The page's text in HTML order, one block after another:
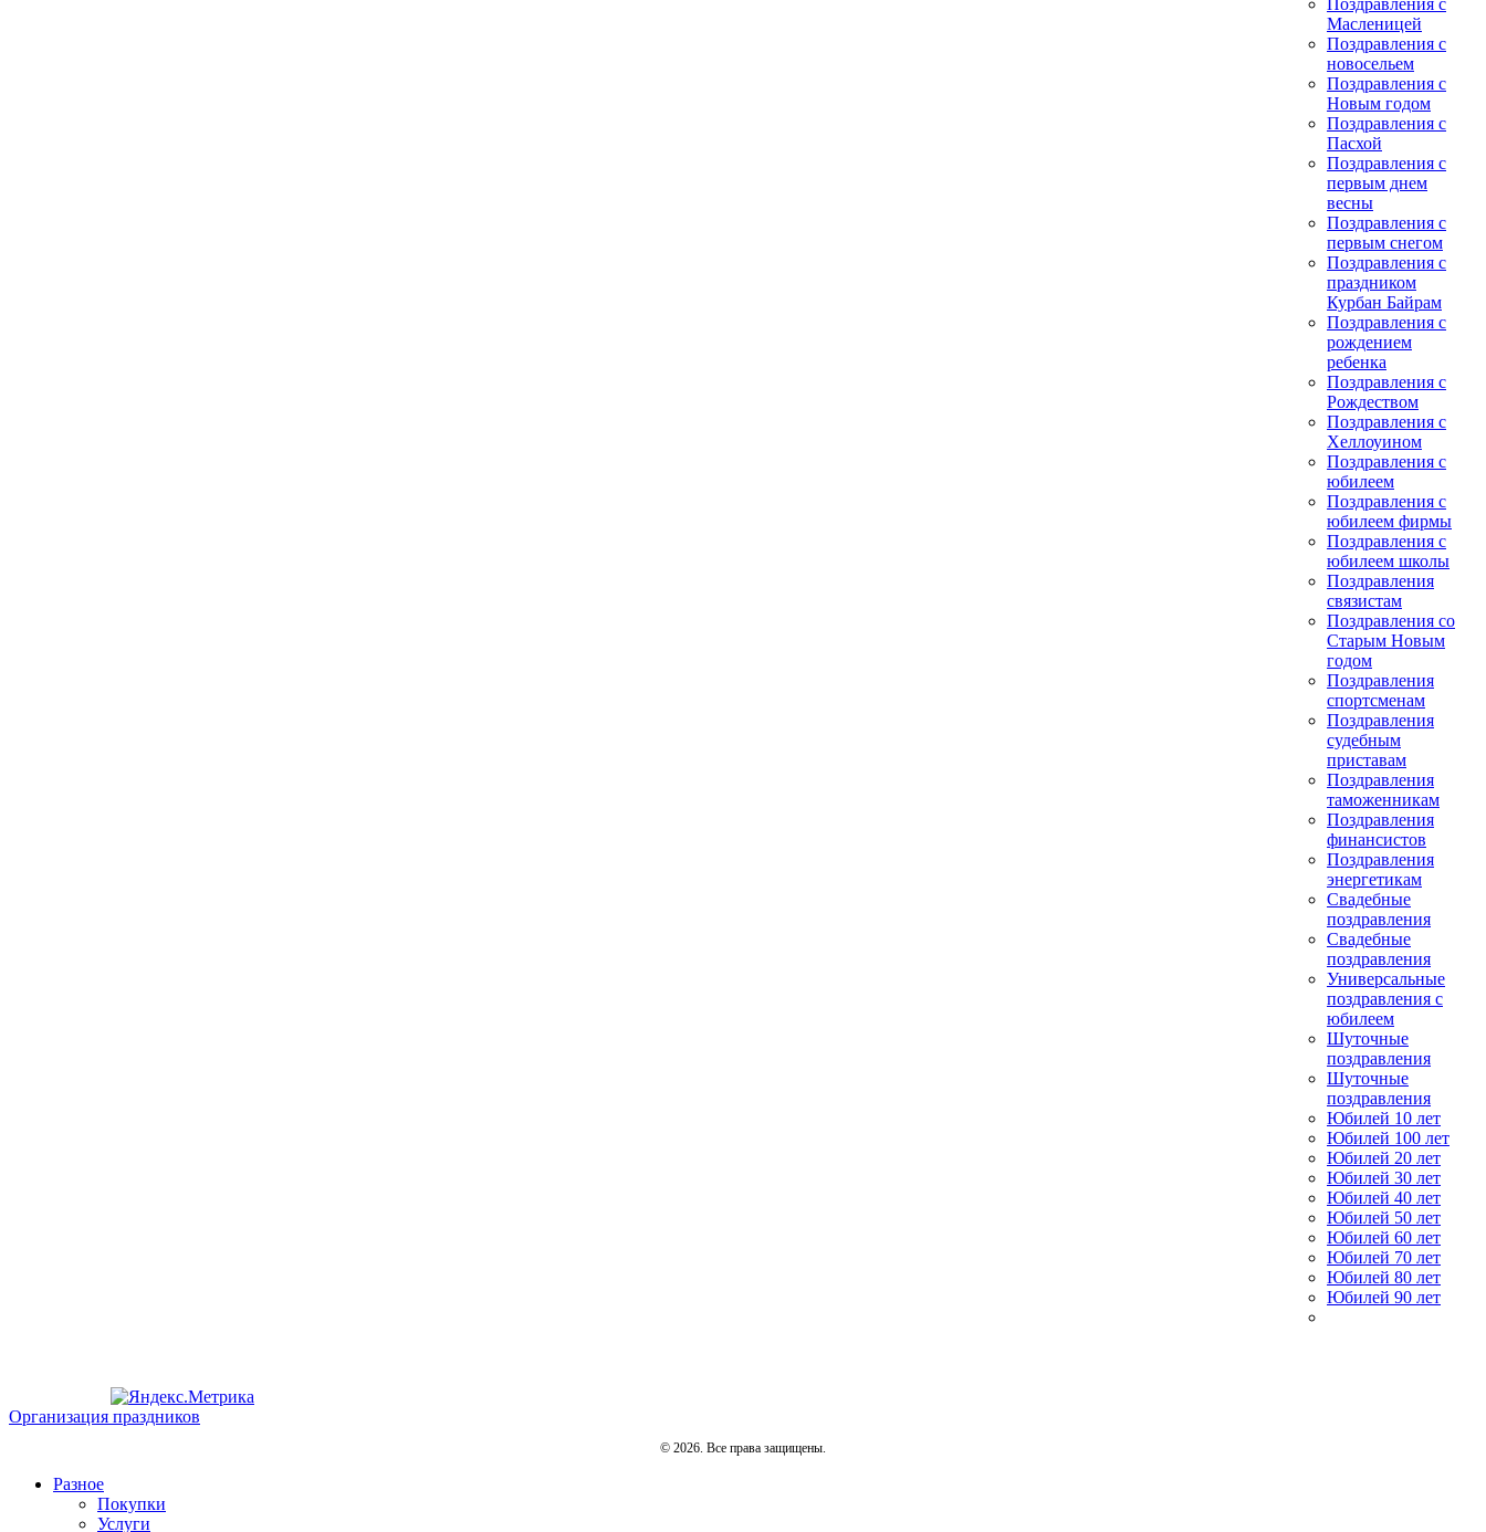
Поздравления с
Масленицей
Поздравления с
новосельем
Поздравления с
Новым годом
Поздравления с
Пасхой
Поздравления с
первым днем
весны
Поздравления с
первым снегом
Поздравления с
праздником
Курбан Байрам
Поздравления с
рождением
ребенка
Поздравления с
Рождеством
Поздравления с
Хеллоуином
Поздравления с
юбилеем
Поздравления с
юбилеем фирмы
Поздравления с
юбилеем школы
Поздравления
связистам
Поздравления со
Старым Новым
годом
Поздравления
спортсменам
Поздравления
судебным
приставам
Поздравления
таможенникам
Поздравления
финансистов
Поздравления
энергетикам
Свадебные
поздравления
Свадебные
поздравления
Универсальные
поздравления с
юбилеем
Шуточные
поздравления
Шуточные
поздравления
Юбилей 10 лет
Юбилей 100 лет
Юбилей 20 лет
Юбилей 30 лет
Юбилей 40 лет
Юбилей 50 лет
Юбилей 60 лет
Юбилей 70 лет
Юбилей 80 лет
Юбилей 90 лет
Организация праздников
© 2026. Все права защищены.
Разное
Покупки
Услуги